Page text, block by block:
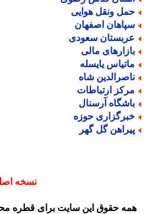
ونقل هوایی
اصفهان
سعودی
مالی
یایسله
شاه
ارتباطات
آرسنال
حوزه
گل گهر
نسخه اصلی
حقوق این سایت برای قطره